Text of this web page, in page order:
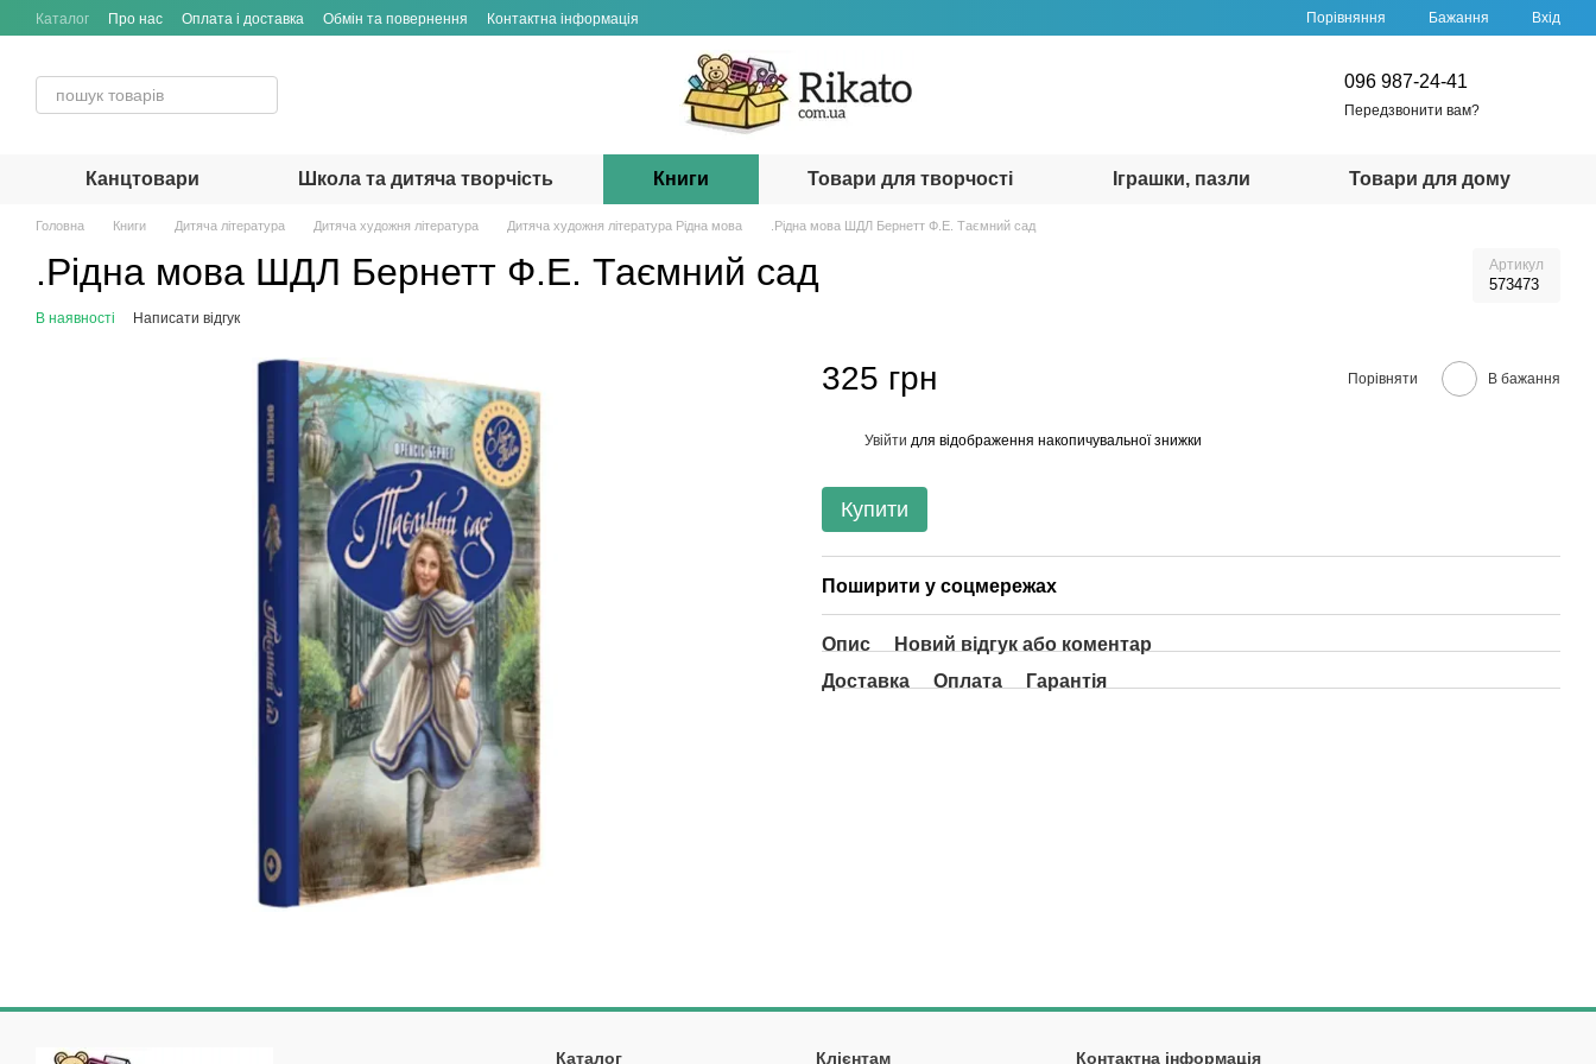
Перейти до основного контенту
Каталог Про нас Оплата і доставка Обмін та повернення Контактна інформація Порівняння Бажання Вхід
096 987-24-41
Передзвонити вам?
Канцтовари Школа та дитяча творчість Книги Товари для творчості Іграшки, пазли Товари для дому
Головна Книги Дитяча література Дитяча художня література Дитяча художня література Рідна мова .Рідна мова ШДЛ Бернетт Ф.Е. Таємний сад
.Рідна мова ШДЛ Бернетт Ф.Е. Таємний сад Артикул
573473
В наявності Написати відгук
325 грн Порівняти В бажання
Увійти для відображення накопичувальної знижки
Купити
Поширити у соцмережах
Опис
Новий відгук або коментар
Доставка
Оплата Гарантія
Каталог Клієнтам Контактна інформація